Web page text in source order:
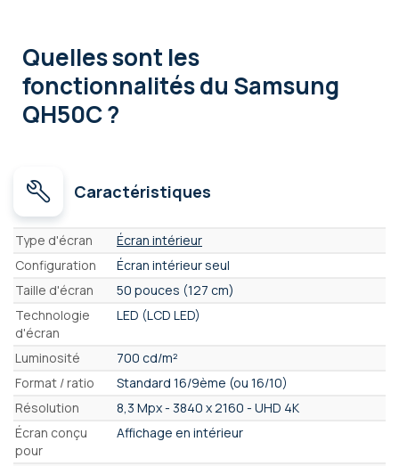
Quelles sont les
fonctionnalitésdu Samsung
QH50C ?
Caractéristiques
Caractéristiques
Type d'écran
Écran intérieur
Configuration
Écran intérieur seul
Taille d'écran
50 pouces (127 cm)
Technologie
d'écran
LED (LCD LED)
Luminosité
700 cd/m²
Format / ratio
Standard 16/9ème (ou 16/10)
Résolution
8,3 Mpx - 3840 x 2160 - UHD 4K
Écran conçu
pour
Affichage en intérieur